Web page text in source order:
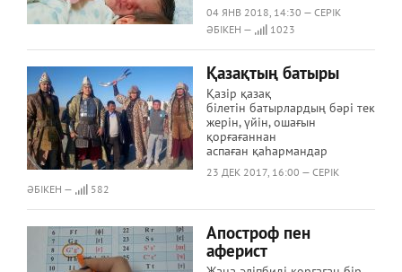
04 ЯНВ 2018, 14:30 — СЕРІК
ӘБІКЕН —
1023
Қазақтың батыры
Қазір қазақ
білетін батырлардың бәрі тек
жерін, үйін, ошағын
қорғағаннан
аспаған қаһармандар
23 ДЕК 2017, 16:00 — СЕРІК
ӘБІКЕН —
582
Апостроф пен
аферист